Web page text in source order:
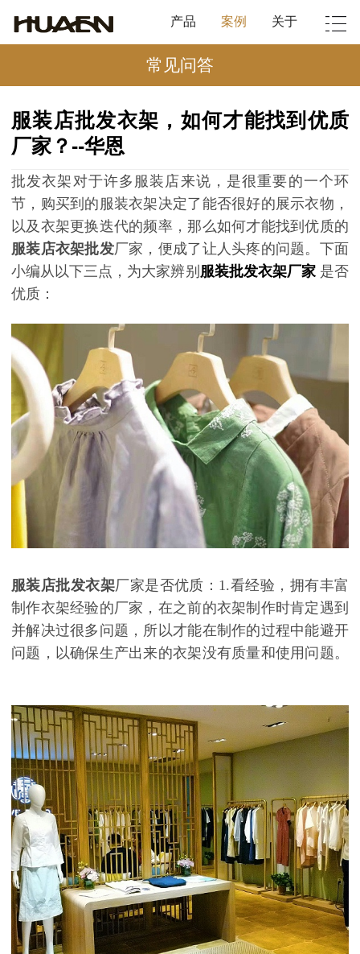
产品 案例 关于
常见问答
服装店批发衣架，如何才能找到优质
厂家？--华恩
批发衣架对于许多服装店来说，是很重要的一个环
节，购买到的服装衣架决定了能否很好的展示衣物，
以及衣架更换迭代的频率，那么如何才能找到优质的
服装店衣架批发厂家，便成了让人头疼的问题。下面
小编从以下三点，为大家辨别 服装批发衣架厂家 是否
优质：
服装店批发衣架厂家是否优质： 1.看经验，拥有丰富
制作衣架经验的厂家，在之前的衣架制作时肯定遇到
并解决过很多问题，所以才能在制作的过程中能避开
问题，以确保生产出来的衣架没有质量和使用问题。